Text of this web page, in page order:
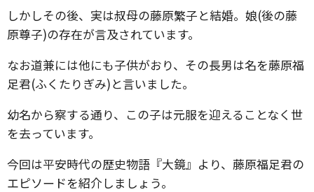
しかしその後、実は叔母の藤原繁子と結婚。娘(後の藤
原尊子)の存在が言及されています。
なお道兼には他にも子供がおり、その長男は名を藤原福
足君(ふくたりぎみ)と言いました。
幼名から察する通り、この子は元服を迎えることなく世
を去っています。
今回は平安時代の歴史物語『大鏡』より、藤原福足君の
エピソードを紹介しましょう。